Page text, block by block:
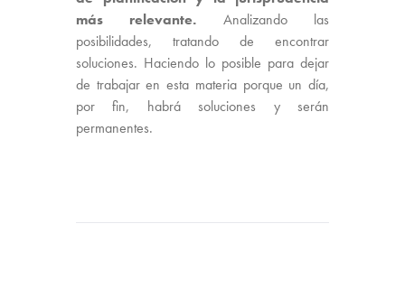
más relevante. Analizando las
posibilidades, tratando de encontrar
soluciones. Haciendo lo posible para dejar
de trabajar en esta materia porque un día,
por fin, habrá soluciones y serán
permanentes.